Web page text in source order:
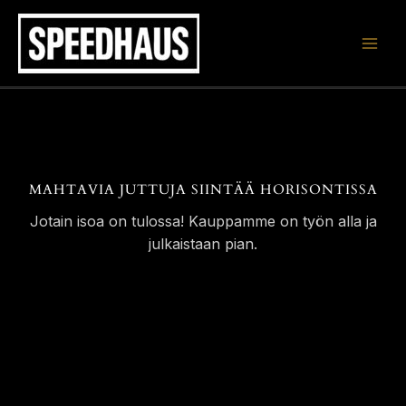
Siirry
sisältöön
MAHTAVIA JUTTUJA SIINTÄÄ HORISONTISSA
Jotain isoa on tulossa! Kauppamme on työn alla ja
julkaistaan pian.